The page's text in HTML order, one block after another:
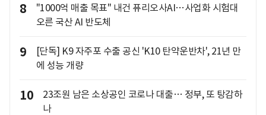
8
"1000억 매출 목표" 내건 퓨리오사AI…사업화 시험대
오른 국산 AI 반도체
9
[단독] K9 자주포 수출 공신 'K10 탄약운반차', 21년 만
에 성능 개량
10
23조원 남은 소상공인 코로나 대출… 정부, 또 탕감하
나